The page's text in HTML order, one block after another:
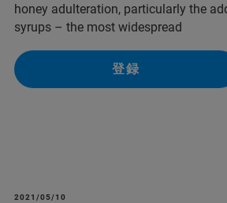
honey adulteration, particularly the
syrups – the most widespread
登録
2021/05/10